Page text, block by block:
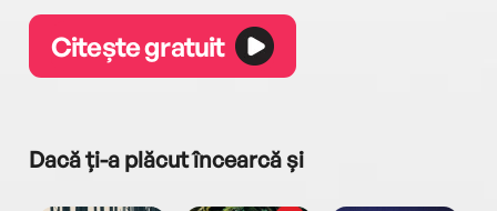
Citește gratuit
Dacă ți-a plăcut încearcă și